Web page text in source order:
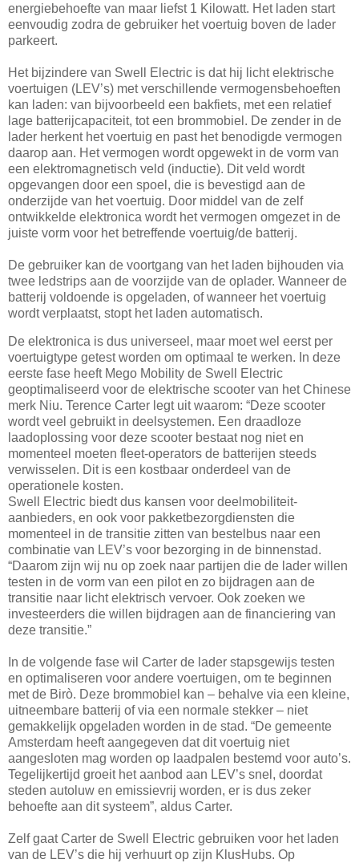
energiebehoefte van maar liefst 1 Kilowatt. Het laden start
eenvoudig zodra de gebruiker het voertuig boven de lader
parkeert.
Het bijzindere van Swell Electric is dat hij licht elektrische
voertuigen (LEV’s) met verschillende vermogensbehoeften
kan laden: van bijvoorbeeld een bakfiets, met een relatief
lage batterijcapaciteit, tot een brommobiel. De zender in de
lader herkent het voertuig en past het benodigde vermogen
daarop aan. Het vermogen wordt opgewekt in de vorm van
een elektromagnetisch veld (inductie). Dit veld wordt
opgevangen door een spoel, die is bevestigd aan de
onderzijde van het voertuig. Door middel van de zelf
ontwikkelde elektronica wordt het vermogen omgezet in de
juiste vorm voor het betreffende voertuig/de batterij.
De gebruiker kan de voortgang van het laden bijhouden via
twee ledstrips aan de voorzijde van de oplader. Wanneer de
batterij voldoende is opgeladen, of wanneer het voertuig
wordt verplaatst, stopt het laden automatisch.
De elektronica is dus universeel, maar moet wel eerst per
voertuigtype getest worden om optimaal te werken. In deze
eerste fase heeft Mego Mobility de Swell Electric
geoptimaliseerd voor de elektrische scooter van het Chinese
merk Niu. Terence Carter legt uit waarom: “Deze scooter
wordt veel gebruikt in deelsystemen. Een draadloze
laadoplossing voor deze scooter bestaat nog niet en
momenteel moeten fleet-operators de batterijen steeds
verwisselen. Dit is een kostbaar onderdeel van de
operationele kosten.
Swell Electric biedt dus kansen voor deelmobiliteit-
aanbieders, en ook voor pakketbezorgdiensten die
momenteel in de transitie zitten van bestelbus naar een
combinatie van LEV’s voor bezorging in de binnenstad.
“Daarom zijn wij nu op zoek naar partijen die de lader willen
testen in de vorm van een pilot en zo bijdragen aan de
transitie naar licht elektrisch vervoer. Ook zoeken we
investeerders die willen bijdragen aan de financiering van
deze transitie.”
In de volgende fase wil Carter de lader stapsgewijs testen
en optimaliseren voor andere voertuigen, om te beginnen
met de Birò. Deze brommobiel kan – behalve via een kleine,
uitneembare batterij of via een normale stekker – niet
gemakkelijk opgeladen worden in de stad. “De gemeente
Amsterdam heeft aangegeven dat dit voertuig niet
aangesloten mag worden op laadpalen bestemd voor auto’s.
Tegelijkertijd groeit het aanbod aan LEV’s snel, doordat
steden autoluw en emissievrij worden, er is dus zeker
behoefte aan dit systeem”, aldus Carter.
Zelf gaat Carter de Swell Electric gebruiken voor het laden
van de LEV’s die hij verhuurt op zijn KlusHubs. Op